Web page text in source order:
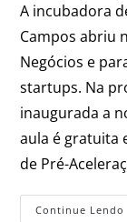
A incubadora
Campos abriu
Negócios e
startups. Na
inaugurada a
aula é gratuita
de Pré-
Continue Lendo